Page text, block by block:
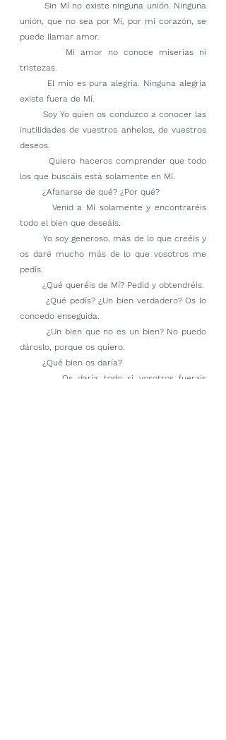
        Sin Mí no existe ninguna unión. Ninguna
unión, que no sea por Mí, por mi corazón, se
puede llamar amor.
tristezas.
existe fuera de Mí.
        Soy Yo quien os conduzco a conocer las
inutilidades de vuestros anhelos, de vuestros
deseos.
        Quiero haceros comprender que todo
los que buscáis está solamente en Mí.
        ¿Afanarse de qué? ¿Por qué?
todo el bien que deseáis.
os daré mucho más de lo que vosotros me
pedís.
        ¿Qué queréis de Mí? Pedid y obtendréis.
        ¿Qué pedís? ¿Un bien verdadero? Os lo
concedo enseguida.
dároslo, porque os quiero.
        ¿Qué bien os daría?